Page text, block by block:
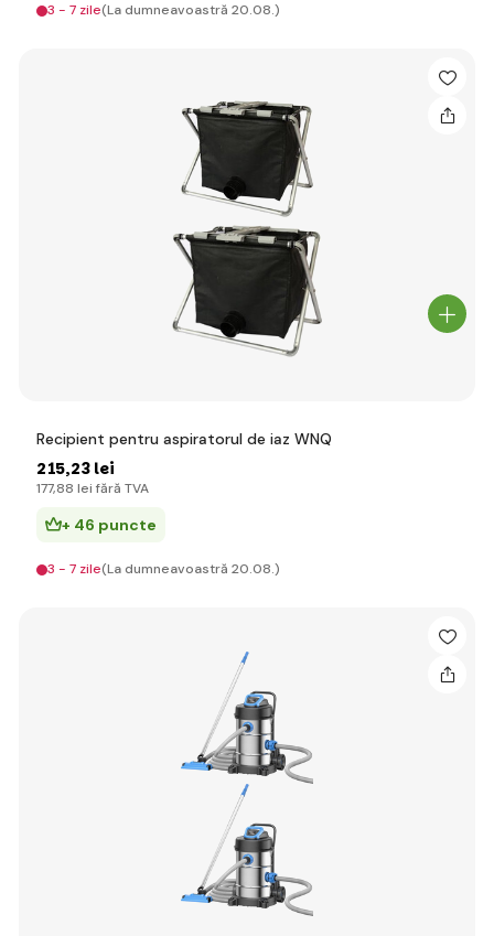
3 - 7 zile(La dumneavoastră 20.08.)
Recipient pentru aspiratorul de iaz WNQ
215,23 lei
177,88 lei fără TVA
+ 46 puncte
3 - 7 zile(La dumneavoastră 20.08.)